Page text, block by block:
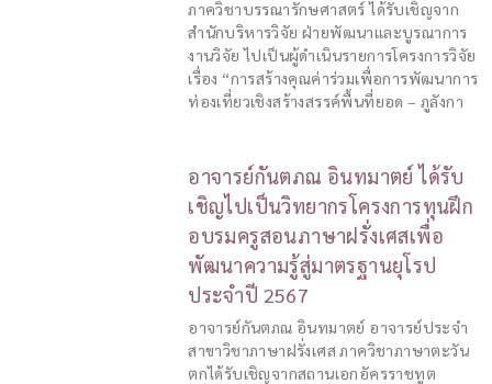
ภาควิชาบรรณารักษศาสตร์ ได้รับเชิญจาก
สำนักบริหารวิจัย ฝ่ายพัฒนาและบูรณาการ
งานวิจัย ไปเป็นผู้ดำเนินรายการโครงการวิจัย
เรื่อง “การสร้างคุณค่าร่วมเพื่อการพัฒนาการ
ท่องเที่ยวเชิงสร้างสรรค์พื้นที่ยอด – ภูลังกา
อาจารย์กันตภณ อินทมาตย์ ได้รับ
เชิญไปเป็นวิทยากรโครงการทุนฝึก
อบรมครูสอนภาษาฝรั่งเศสเพื่อ
พัฒนาความรู้สู่มาตรฐานยุโรป
ประจำปี 2567
อาจารย์กันตภณ อินทมาตย์ อาจารย์ประจำ
สาขาวิชาภาษาฝรั่งเศส ภาควิชาภาษาตะวัน
ตกได้รับเชิญจากสถานเอกอัครราชทูต